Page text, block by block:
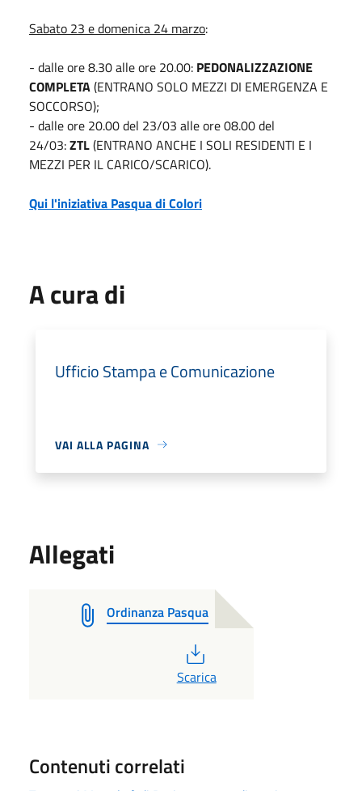
Sabato 23 e domenica 24 marzo:
- dalle ore 8.30 alle ore 20.00: PEDONALIZZAZIONE
COMPLETA(ENTRANO SOLO MEZZI DI EMERGENZA E
SOCCORSO);
- dalle ore 20.00 del 23/03 alle ore 08.00 del
24/03:ZTL(ENTRANO ANCHE I SOLI RESIDENTI E I
MEZZI PER IL CARICO/SCARICO).
Qui l'iniziativa Pasqua di Colori
A cura di
Ufficio Stampa e Comunicazione
VAI ALLA PAGINA
Allegati
Ordinanza Pasqua
Scarica
Contenuti correlati